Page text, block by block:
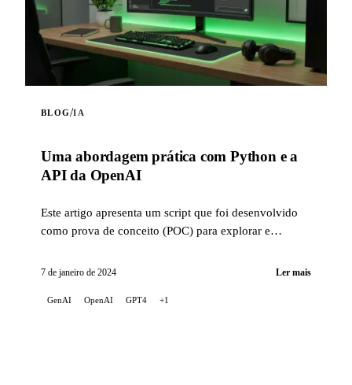
BLOG/IA
Uma abordagem prática com Python e a
API da OpenAI
Este artigo apresenta um script que foi desenvolvido
como prova de conceito (POC) para explorar e
7 de janeiro de 2024 Ler mais
GenAI OpenAI GPT4 +1